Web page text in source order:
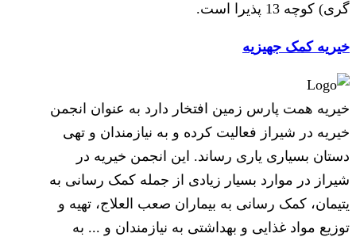
گری) کوچه 13 پذیرا است.
خیریه کمک جهیزیه
خیریه همت پارس زمین افتخار دارد به عنوان انجمن
خیریه در شیراز فعالیت کرده و به نیازمندان و تهی
دستان بسیاری یاری رساند. این انجمن خیریه در
شیراز در موارد بسیار زیادی از جمله کمک رسانی به
یتیمان، کمک رسانی به بیماران صعب العلاج، تهیه و
توزیع مواد غذایی و بهداشتی به نیازمندان و ... به